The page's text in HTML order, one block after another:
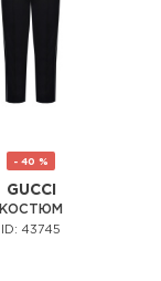
- 40 %
GUCCI
КОСТЮМ
ID: 43745